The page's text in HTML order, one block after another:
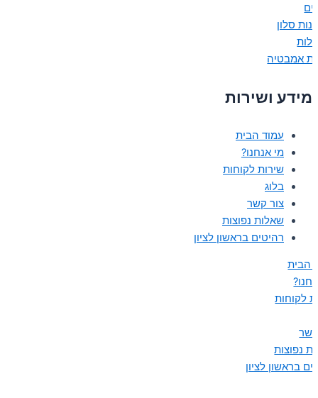
סלון
אמבטיה
מידע ושירות
עמוד הבית
מי אנחנו?
שירות לקוחות
בלוג
צור קשר
שאלות נפוצות
רהיטים בראשון לציון
הבית
לקוחות
נפוצות
בראשון לציון